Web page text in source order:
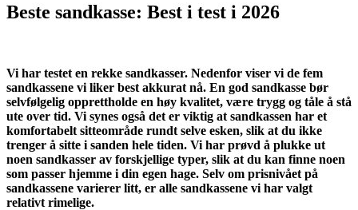
Beste sandkasse: Best i test i 2026
Vi har testet en rekke sandkasser. Nedenfor viser vi de fem
sandkassene vi liker best akkurat nå. En god sandkasse bør
selvfølgelig opprettholde en høy kvalitet, være trygg og tåle å stå
ute over tid. Vi synes også det er viktig at sandkassen har et
komfortabelt sitteområde rundt selve esken, slik at du ikke
trenger å sitte i sanden hele tiden. Vi har prøvd å plukke ut
noen sandkasser av forskjellige typer, slik at du kan finne noen
som passer hjemme i din egen hage. Selv om prisnivået på
sandkassene varierer litt, er alle sandkassene vi har valgt
relativt rimelige.